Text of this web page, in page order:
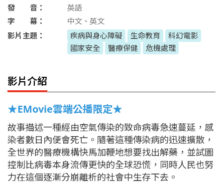
發 音：
英語
字 幕：
中文、英文
影片主題：
疾病與身心障礙 生命教育
科幻電影
國家安全
醫療保健 危機處理
影片介紹
★EMovie雲端公播限定★
故事描述一種經由空氣傳染的致命病毒急速蔓延，感
染者數日內便會死亡。隨著這種傳染病的迅速擴散，
全世界的醫療機構快馬加鞭地想要找出解藥，並試圖
控制比病毒本身流傳更快的全球恐慌，同時人民也努
力在這個逐漸分崩離析的社會中生存下去。